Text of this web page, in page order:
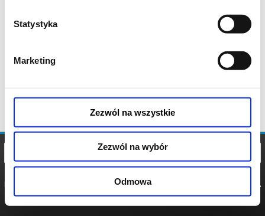
Statystyka
Marketing
Zezwól na wszystkie
Zezwól na wybór
Odmowa
POLITYKA
POLITYKA